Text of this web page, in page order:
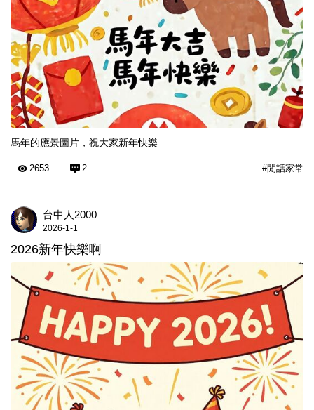
馬年的應景圖片，祝大家新年快樂
#閒話家常
2653 2
台中人2000
2026-1-1
2026新年快樂啊